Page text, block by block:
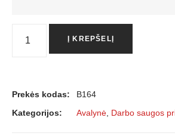
Į KREPŠELĮ
Prekės kodas:
B164
Kategorijos:
Avalynė Darbo saugos